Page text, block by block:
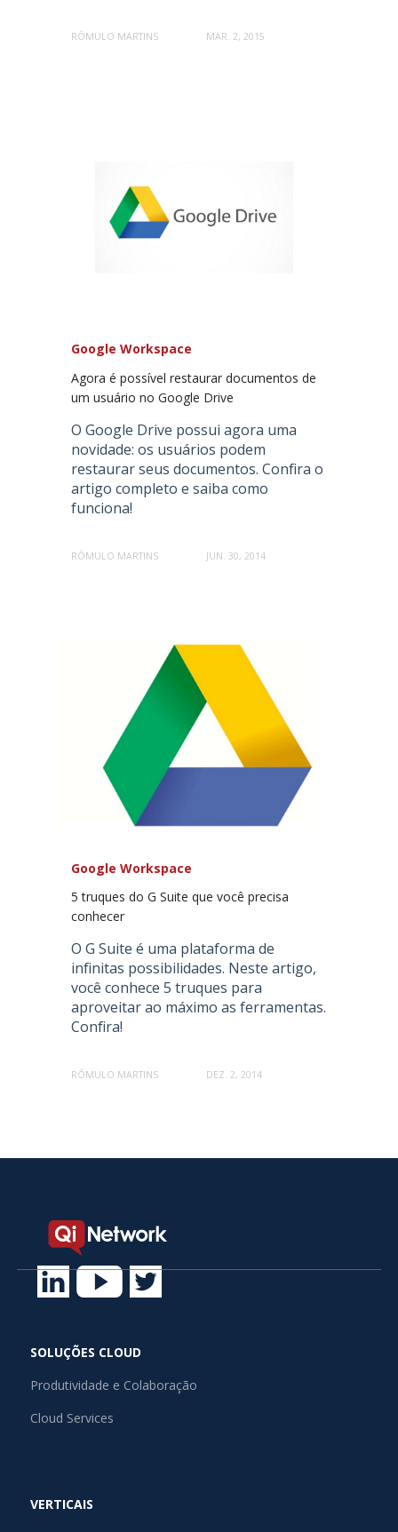
RÔMULO MARTINS MAR. 2, 2015
Google Workspace
Agora é possível restaurar documentos de
um usuário no Google Drive
O Google Drive possui agora uma
novidade: os usuários podem
restaurar seus documentos. Confira o
artigo completo e saiba como
funciona!
RÔMULO MARTINS JUN. 30, 2014
Google Workspace
5 truques do G Suite que você precisa
conhecer
O G Suite é uma plataforma de
infinitas possibilidades. Neste artigo,
você conhece 5 truques para
aproveitar ao máximo as ferramentas.
Confira!
RÔMULO MARTINS DEZ. 2, 2014
SOLUÇÕES CLOUD
Produtividade e Colaboração
Cloud Services
VERTICAIS